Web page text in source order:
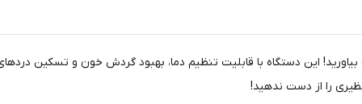
این دستگاه با قابلیت تنظیم دما، بهبود گردش خون و تسکین
را از دست ندهید!